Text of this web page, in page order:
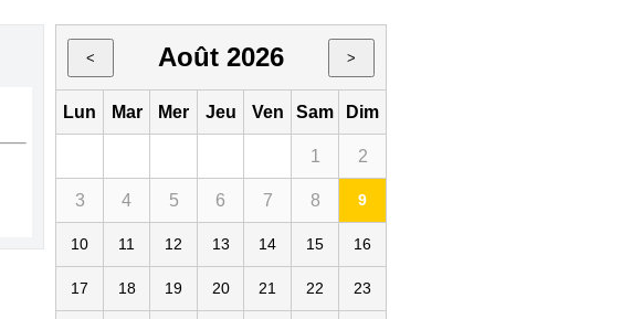
< Août 2026 >
Lun Mar Mer Jeu Ven Sam Dim
1 2
3 4 5 6 7 8 9
10 11 12 13 14 15 16
17 18 19 20 21 22 23